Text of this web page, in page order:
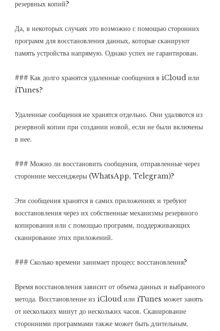
резервных копий?
Да, в некоторых случаях это возможно с помощью сторонних
программ для восстановления данных, которые сканируют
память устройства напрямую. Однако успех не гарантирован.
### Как долго хранятся удаленные сообщения в iCloud или
iTunes?
Удаленные сообщения не хранятся отдельно. Они удаляются из
резервной копии при создании новой, если не были включены
в нее.
### Можно ли восстановить сообщения, отправленные через
сторонние мессенджеры (WhatsApp, Telegram)?
Эти сообщения хранятся в самих приложениях и требуют
восстановления через их собственные механизмы резервного
копирования или с помощью программ, поддерживающих
сканирование этих приложений.
### Сколько времени занимает процесс восстановления?
Время восстановления зависит от объема данных и выбранного
метода. Восстановление из iCloud или iTunes может занять
от нескольких минут до нескольких часов. Сканирование
сторонними программами также может быть длительным.